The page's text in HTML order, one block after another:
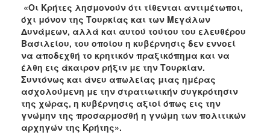
«Οι Κρήτες λησμονούν ότι τίθενται αντιμέτωποι,
όχι μόνον της Τουρκίας και των Μεγάλων
Δυνάμεων, αλλά και αυτού τούτου του ελευθέρου
Βασιλείου, του οποίου η κυβέρνησις δεν εννοεί
να αποδεχθή το κρητικόν πραξικόπημα και να
έλθη εις άκαιρον ρήξιν με την Τουρκίαν.
Συντόνως και άνευ απωλείας μιας ημέρας
ασχολούμενη με την στρατιωτικήν συγκρότησιν
της χώρας, η κυβέρνησις αξιοί όπως εις την
γνώμην της προσαρμοσθή η γνώμη των πολιτικών
αρχηγών της Κρήτης».